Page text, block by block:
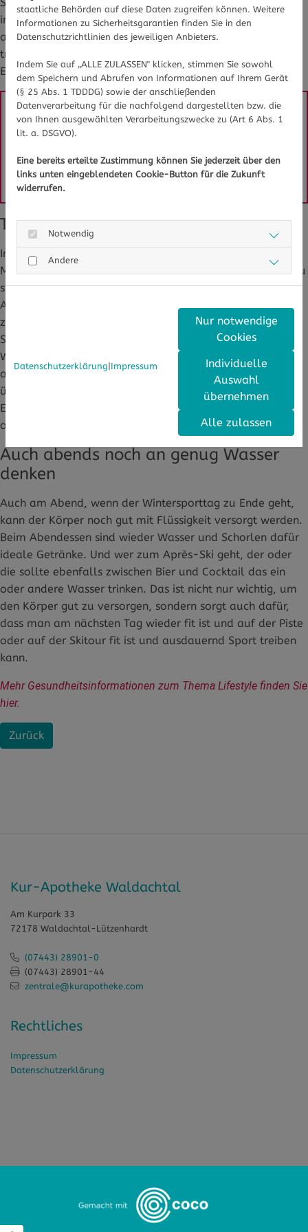
Zurück
in der Wartezeit kurz seinen Flüssigkeitshaushalt
ausgleichen. Auch hier bietet es sich an, immer etwas zu
trinken im Rucksack zu haben. Neben Tee gibt es auch
Elektrolyt-Getränke, die warm getrunken werden können.
Sie haben Fragen zu trinken beim Wintersport oder
Lifestyle im Allgemeinen? Gesundheits-Experten und -
Expertinnen aus Ihrer Region beraten Sie gerne. Hier
gelangen Sie zur Expertensuche.
Tagsüber lieber noch kein Alkohol
In der Mittagspause ist eine heiße Suppe eine gute
Möglichkeit, den Körper mit Flüssigkeit zu versorgen. Dazu
sind Wasser oder Apfelschorle das ideale Getränk. Auf
Alkohol sollten Wintersportlerinnen und Wintersportler
zumindest tagsüber noch verzichten. Es gibt auf der
Skipiste zwar keine Promillegrenze, aber wer statt zum
Wasser zu Bier oder Glühwein greift, gefährdet sich und
andere Sportlerinnen und Sportler. Das Können wird
überschätzt, es wird zu schnell gefahren und falsche
Entscheidungen getroffen - das alles kann zu leichten
oder schweren Unfällen führen.
Auch abends noch an genug Wasser
denken
Auch am Abend, wenn der Wintersporttag zu Ende geht,
kann der Körper noch gut mit Flüssigkeit versorgt werden.
Beim Abendessen sind wieder Wasser und Schorlen dafür
ideale Getränke. Und wer zum Après-Ski geht, der oder
die sollte ebenfalls zwischen Bier und Cocktail das ein
oder andere Wasser trinken. Das ist nicht nur wichtig, um
den Körper gut zu versorgen, sondern sorgt auch dafür,
dass man am nächsten Tag wieder fit ist und auf der Piste
oder auf der Skitour fit ist und ausdauernd Sport treiben
kann.
Mehr Gesundheitsinformationen zum Thema Lifestyle finden Sie
hier.
Kur-Apotheke Waldachtal
Am Kurpark 33
72178 Waldachtal-Lützenhardt
(07443) 28901-0
(07443) 28901-44
zentrale@kurapotheke.com
Rechtliches
Impressum
Datenschutzerklärung
staatliche Behörden auf diese Daten zugreifen können. Weitere
Informationen zu Sicherheitsgarantien finden Sie in den
Datenschutzrichtlinien des jeweiligen Anbieters.
Indem Sie auf „ALLE ZULASSEN" klicken, stimmen Sie sowohl
dem Speichern und Abrufen von Informationen auf Ihrem Gerät
(§ 25 Abs. 1 TDDDG) sowie der anschließenden
Datenverarbeitung für die nachfolgend dargestellten bzw. die
von Ihnen ausgewählten Verarbeitungszwecke zu (Art 6 Abs. 1
lit. a. DSGVO).
Eine bereits erteilte Zustimmung können Sie jederzeit über den
links unten eingeblendeten Cookie-Button für die Zukunft
widerrufen.
Notwendig
Andere
Datenschutzerklärung Impressum
Nur notwendige
Cookies
Individuelle
Auswahl
übernehmen
Alle zulassen